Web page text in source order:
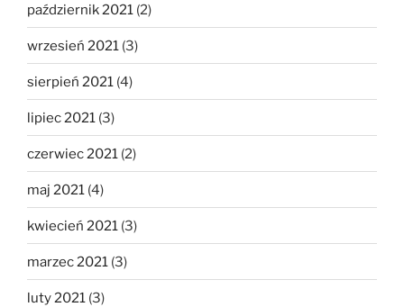
październik 2021 (2)
wrzesień 2021 (3)
sierpień 2021 (4)
lipiec 2021 (3)
czerwiec 2021 (2)
maj 2021 (4)
kwiecień 2021 (3)
marzec 2021 (3)
luty 2021 (3)